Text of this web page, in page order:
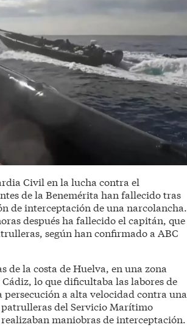
Civil en la lucha contra el
de la Benemérita han fallecido tras
de interceptación de una narcolancha.
después ha fallecido el capitán, que
según han confirmado a ABC
de la costa de Huelva, en una zona
lo que dificultaba las labores de
a alta velocidad contra una
del Servicio Marítimo
maniobras de interceptación.